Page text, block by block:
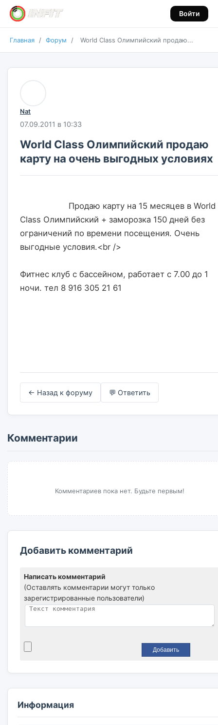
Войти
Главная / Форум / World Class Олимпийский продаю...
Nat
07.09.2011 в 10:33
World Class Олимпийский продаю
карту на очень выгодных условиях
Class Олимпийский + заморозка 150 дней без
ограничений по времени посещения. Очень
выгодные условия.<br />
Фитнес клуб с бассейном, работает с 7.00 до 1
ночи. тел 8 916 305 21 61
← Назад к форуму 💬 Ответить
Комментарии
Комментариев пока нет. Будьте первым!
Добавить комментарий
Написать комментарий
(Оставлять комментарии могут только
зарегистрированные пользователи)
Информация